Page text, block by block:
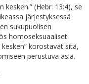
(Hebr. 13:4), se
järjestyksessä
sukupuolisen
homoseksuaaliset
korostavat sitä,
perustuva asia.